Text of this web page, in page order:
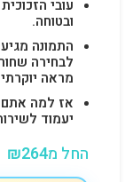
ובטוחה.
התמונה
לבחירה
מראה יוקרתי
יעמוד
החל מ ₪264